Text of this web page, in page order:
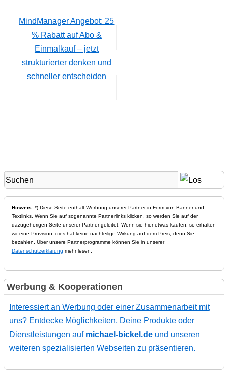
MindManager Angebot: 25
% Rabatt auf Abo &
Einmalkauf – jetzt
strukturierter denken und
schneller entscheiden
Hinweis: *) Diese Seite enthält Werbung unserer Partner in Form von Banner und
Textlinks. Wenn Sie auf sogenannte Partnerlinks klicken, so werden Sie auf der
dazugehörigen Seite unserer Partner geleitet. Wenn sie hier etwas kaufen, so erhalten
wir eine Provision, dies hat keine nachteilige Wirkung auf dem Preis, denn Sie
bezahlen. Über unsere Partnerprogramme können Sie in unserer
Datenschutzerklärung mehr lesen.
Werbung & Kooperationen
Interessiert an Werbung oder einer Zusammenarbeit mit
uns? Entdecke Möglichkeiten, Deine Produkte oder
Dienstleistungen auf michael-bickel.deund unseren
weiteren spezialisierten Webseiten zu präsentieren.